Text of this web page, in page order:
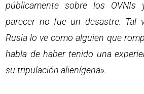
públicamente sobre los OVNIs
parecer no fue un desastre. Tal
Rusia lo ve como alguien que
habla de haber tenido una
su tripulación alienígena».